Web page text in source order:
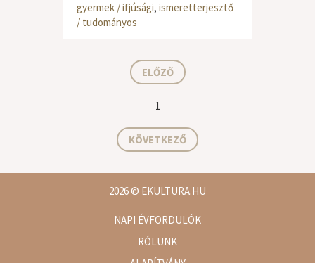
gyermek / ifjúsági, ismeretterjesztő
/ tudományos
ELŐZŐ
1
KÖVETKEZŐ
2026© EKULTURA.HU
NAPI ÉVFORDULÓK
RÓLUNK